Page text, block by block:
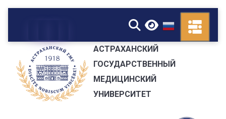
▼
АСТРАХАНСКИЙ
ГОСУДАРСТВЕННЫЙ
МЕДИЦИНСКИЙ
УНИВЕРСИТЕТ